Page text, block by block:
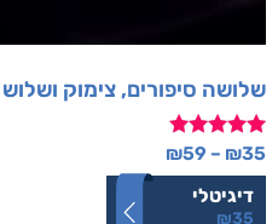
שלושה סיפורים, צימוק
דורג
מתוך 5
₪35
–
₪59
דיגיטלי
₪35